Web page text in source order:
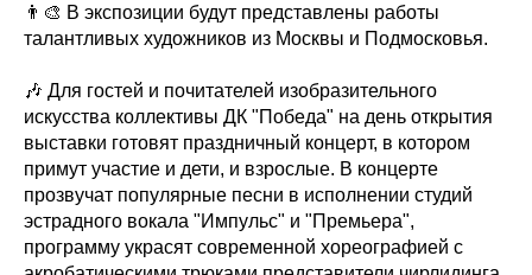
👨‍🎨 В экспозиции будут представлены работы
талантливых художников из Москвы и Подмосковья.
🎶 Для гостей и почитателей изобразительного
искусства коллективы ДК "Победа" на день открытия
выставки готовят праздничный концерт, в котором
примут участие и дети, и взрослые. В концерте
прозвучат популярные песни в исполнении студий
эстрадного вокала "Импульс" и "Премьера",
программу украсят современной хореографией с